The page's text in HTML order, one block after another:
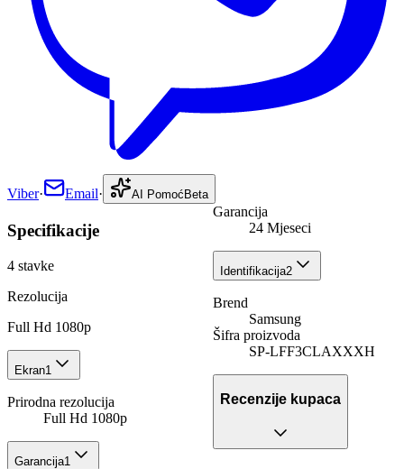
Viber· Email· AI Pomoć Beta
Specifikacije
4 stavke
Rezolucija
Full Hd 1080p
Ekran1
Prirodna rezolucija
Full Hd 1080p
Garancija1
Garancija
24 Mjeseci
Identifikacija2
Brend
Samsung
Šifra proizvoda
SP-LFF3CLAXXXH
Recenzije kupaca